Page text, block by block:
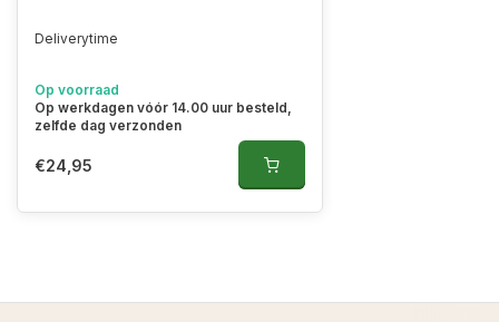
Deliverytime
Op voorraad
Op werkdagen vóór 14.00 uur besteld,
zelfde dag verzonden
€24,95